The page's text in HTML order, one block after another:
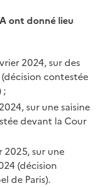
ont donné lieu
2024, sur des
contestée
;
sur une saisine
devant la Cour
2025, sur une
(décision
de Paris).